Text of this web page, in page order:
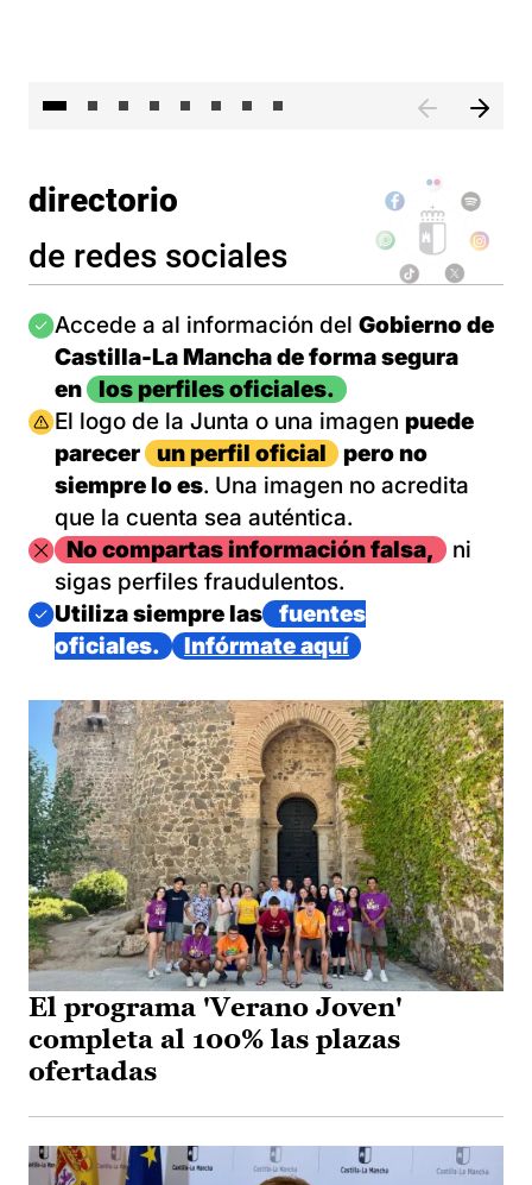
directorio
de redes sociales
Imagen
Accede a al información del Gobierno de
Castilla-La Mancha de forma segura
en
los perfiles oficiales.
Imagen
El logo de la Junta o una imagen puede
parecer
un perfil oficial
pero no
siempre lo es. Una imagen no acredita
que la cuenta sea auténtica.
ImagenNo compartas información falsa,
ni
sigas perfiles fraudulentos.
Imagen
Utiliza siempre las
fuentes
oficiales.
Infórmate aquí
El programa 'Verano Joven'
completa al 100% las plazas
ofertadas